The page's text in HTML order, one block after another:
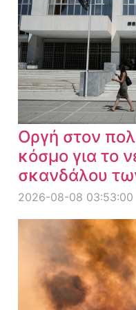
Οργή στον
κόσμο για το
σκανδάλου
2026-08-08 03:53:00